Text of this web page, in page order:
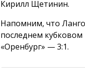
Кирилл Щетинин.
Напомним, что
последнем
«Оренбург» — 3:1.